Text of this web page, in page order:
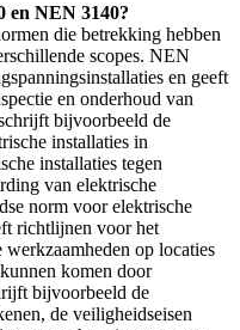
en NEN 3140?
die betrekking hebben
scopes. NEN
en geeft
en onderhoud van
bijvoorbeeld de
installaties in
installaties tegen
van elektrische
norm voor elektrische
richtlijnen voor het
op locaties
komen door
bijvoorbeeld de
de veiligheidseisen